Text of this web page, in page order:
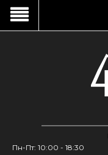
Пн-Пт: 10:00 - 18:30